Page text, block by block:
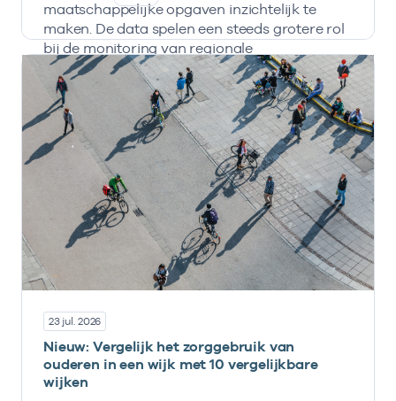
maatschappelijke opgaven inzichtelijk te
maken. De data spelen een steeds grotere rol
bij de monitoring van regionale
transformatieopgaven en de inzet van IZA- en
AZWA-middelen.
23 jul. 2026
Nieuw: Vergelijk het zorggebruik van
ouderen in een wijk met 10 vergelijkbare
wijken